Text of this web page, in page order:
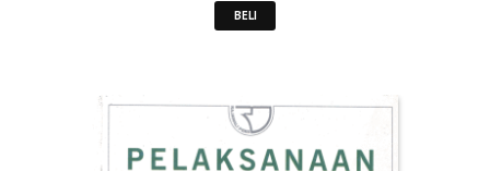
BELI